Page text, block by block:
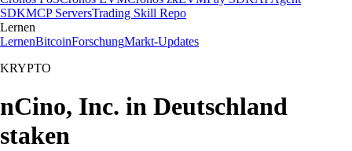
SDKMCP ServersTrading Skill Repo
Lernen
LernenBitcoinForschungMarkt-Updates
KRYPTO
nCino, Inc. in Deutschland
staken